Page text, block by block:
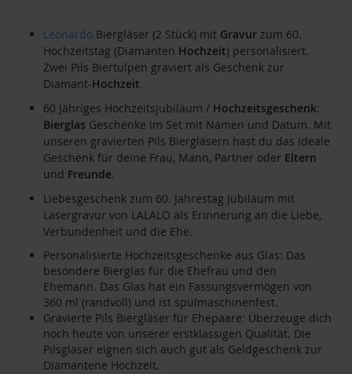
Leonardo Biergläser (2 Stück) mit Gravur zum 60.
Hochzeitstag (Diamanten Hochzeit) personalisiert.
Zwei Pils Biertulpen graviert als Geschenk zur
Diamant-Hochzeit.
60 Jähriges Hochzeitsjubiläum / Hochzeitsgeschenk:
Bierglas Geschenke im Set mit Namen und Datum. Mit
unseren gravierten Pils Biergläsern hast du das ideale
Geschenk für deine Frau, Mann, Partner oder Eltern
und Freunde.
Liebesgeschenk zum 60. Jahrestag Jubiläum mit
Lasergravur von LALALO als Erinnerung an die Liebe,
Verbundenheit und die Ehe.
Personalisierte Hochzeitsgeschenke aus Glas: Das
besondere Bierglas für die Ehefrau und den
Ehemann. Das Glas hat ein Fassungsvermögen von
360 ml (randvoll) und ist spülmaschinenfest.
Gravierte Pils Biergläser für Ehepaare: Überzeuge dich
noch heute von unserer erstklassigen Qualität. Die
Pilsgläser eignen sich auch gut als Geldgeschenk zur
Diamantene Hochzeit.